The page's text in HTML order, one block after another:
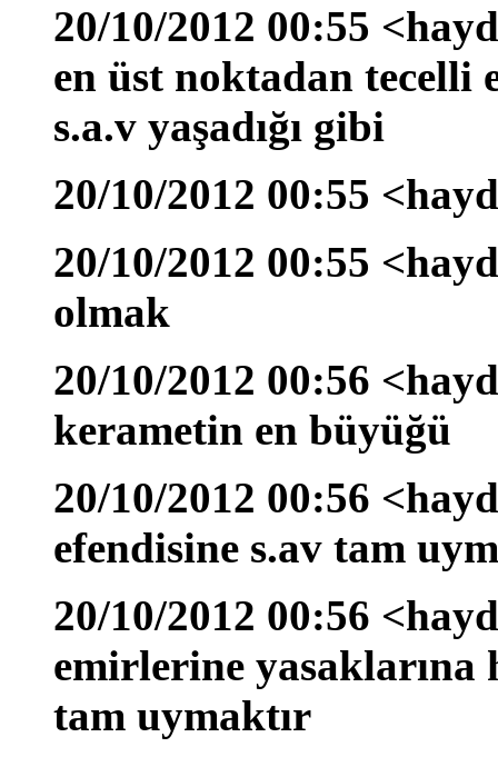
20/10/2012 00:55
en üst noktadan
s.a.v yaşadığı gibi
20/10/2012 00:55
20/10/2012 00:55
olmak
20/10/2012 00:56
kerametin en büyüğü
20/10/2012 00:56
efendisine s.av tam
20/10/2012 00:56
emirlerine
tam uymaktır